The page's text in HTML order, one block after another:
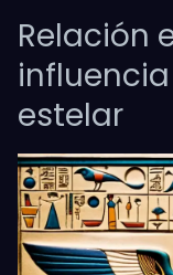
Relación
estelar